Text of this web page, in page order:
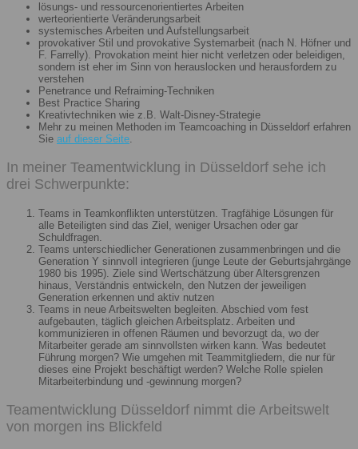
lösungs- und ressourcenorientiertes Arbeiten
werteorientierte Veränderungsarbeit
systemisches Arbeiten und Aufstellungsarbeit
provokativer Stil und provokative Systemarbeit (nach N. Höfner und
F. Farrelly). Provokation meint hier nicht verletzen oder beleidigen,
sondern ist eher im Sinn von herauslocken und herausfordern zu
verstehen
Penetrance und Refraiming-Techniken
Best Practice Sharing
Kreativtechniken wie z.B. Walt-Disney-Strategie
Mehr zu meinen Methoden im Teamcoaching in Düsseldorf erfahren
Sie auf dieser Seite.
In meiner Teamentwicklung in Düsseldorf sehe ich
drei Schwerpunkte:
Teams in Teamkonflikten unterstützen. Tragfähige Lösungen für
alle Beteiligten sind das Ziel, weniger Ursachen oder gar
Schuldfragen.
Teams unterschiedlicher Generationen zusammenbringen und die
Generation Y sinnvoll integrieren (junge Leute der Geburtsjahrgänge
1980 bis 1995). Ziele sind Wertschätzung über Altersgrenzen
hinaus, Verständnis entwickeln, den Nutzen der jeweiligen
Generation erkennen und aktiv nutzen
Teams in neue Arbeitswelten begleiten. Abschied vom fest
aufgebauten, täglich gleichen Arbeitsplatz. Arbeiten und
kommunizieren in offenen Räumen und bevorzugt da, wo der
Mitarbeiter gerade am sinnvollsten wirken kann. Was bedeutet
Führung morgen? Wie umgehen mit Teammitgliedern, die nur für
dieses eine Projekt beschäftigt werden? Welche Rolle spielen
Mitarbeiterbindung und -gewinnung morgen?
Teamentwicklung Düsseldorf nimmt die Arbeitswelt
von morgen ins Blickfeld